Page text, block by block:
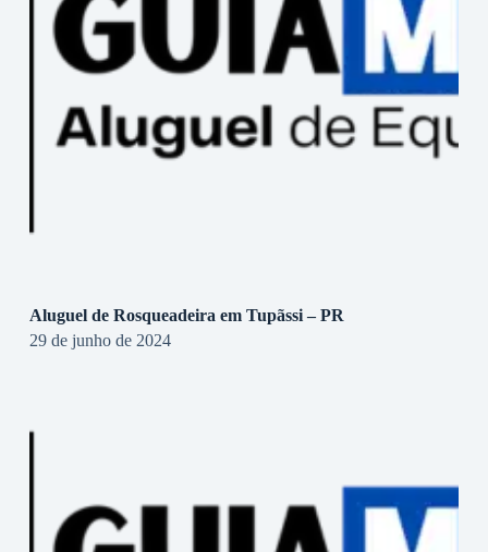
Aluguel de Rosqueadeira em Tupãssi – PR
29 de junho de 2024